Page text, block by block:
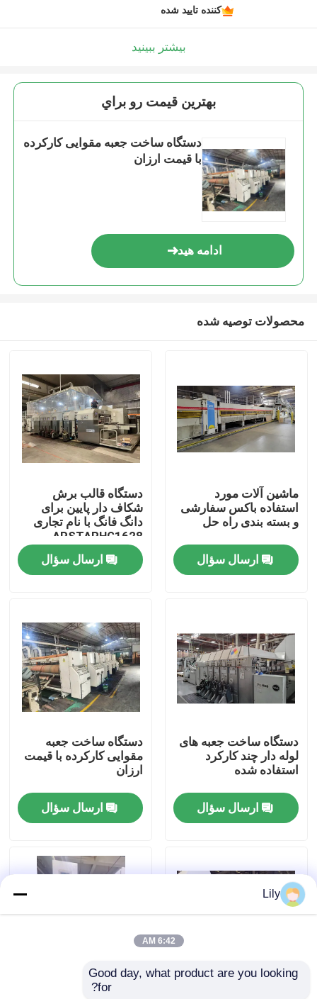
محصولات
فیلم های
تور کارخانه
کنترل کیفیت
اخبار
کننده تایید شده
بیشتر ببینید
بهترين قيمت رو براي
دستگاه ساخت جعبه مقوایی کارکرده
با قیمت ارزان
ادامه هید
محصولات توصیه شده
ماشین آلات مورد
استفاده باکس سفارشی
و بسته بندی راه حل
ارسال سؤال
دستگاه قالب برش
شکاف دار پایین برای
دانگ فانگ با نام تجاری
APSTARHG1628
ارسال سؤال
دستگاه ساخت جعبه های
لوله دار چند کارکرد
استفاده شده
ارسال سؤال
دستگاه ساخت جعبه
مقوایی کارکرده با قیمت
ارزان
ارسال سؤال
خط چاپ فلکسو از پایین
Lily
6:42 AM
Good day, what product are you looking
for?